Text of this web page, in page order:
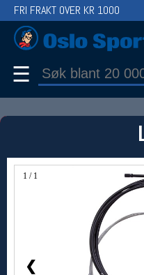
1 / 1
❮
FRI FRAKT OVER KR 1000
☰
Bruk